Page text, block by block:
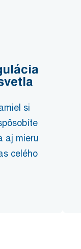
si
aj mieru
celého